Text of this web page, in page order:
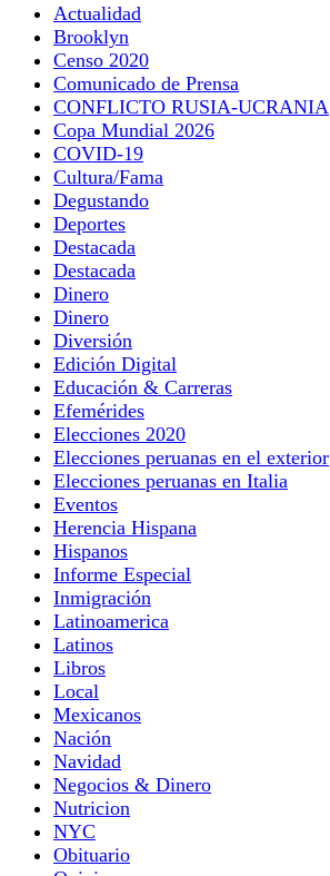
Actualidad
Brooklyn
Censo 2020
Comunicado de Prensa
CONFLICTO RUSIA-UCRANIA
Copa Mundial 2026
COVID-19
Cultura/Fama
Degustando
Deportes
Destacada
Destacada
Dinero
Dinero
Diversión
Edición Digital
Educación & Carreras
Efemérides
Elecciones 2020
Elecciones peruanas en el exterior
Elecciones peruanas en Italia
Eventos
Herencia Hispana
Hispanos
Informe Especial
Inmigración
Latinoamerica
Latinos
Libros
Local
Mexicanos
Nación
Navidad
Negocios & Dinero
Nutricion
NYC
Obituario